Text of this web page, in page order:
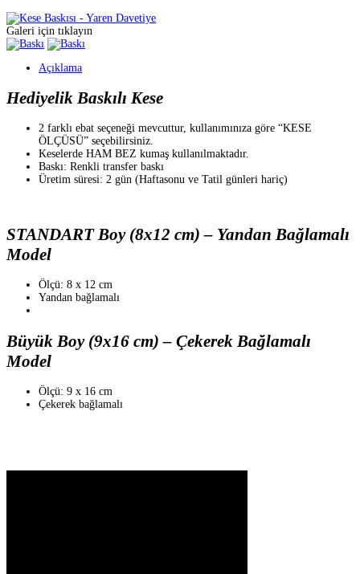
Galeri için tıklayın
Açıklama
Hediyelik Baskılı Kese
2 farklı ebat seçeneği mevcuttur, kullanımınıza göre “KESE
ÖLÇÜSÜ” seçebilirsiniz.
Keselerde HAM BEZ kumaş kullanılmaktadır.
Baskı: Renkli transfer baskı
Üretim süresi: 2 gün (Haftasonu ve Tatil günleri hariç)
STANDART Boy (8x12 cm) – Yandan Bağlamalı
Model
Ölçü: 8 x 12 cm
Yandan bağlamalı
Büyük Boy (9x16 cm) – Çekerek Bağlamalı
Model
Ölçü: 9 x 16 cm
Çekerek bağlamalı